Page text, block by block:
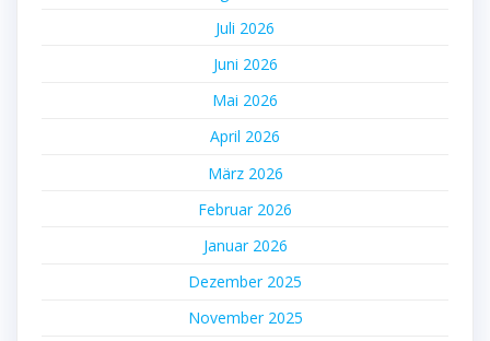
Juli 2026
Juni 2026
Mai 2026
April 2026
März 2026
Februar 2026
Januar 2026
Dezember 2025
November 2025